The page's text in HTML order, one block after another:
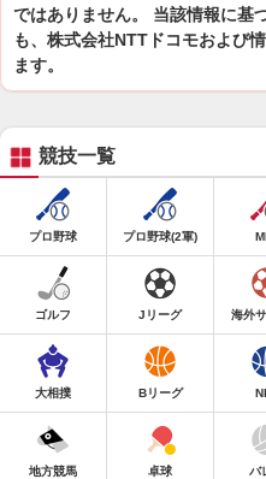
ではありません。 当該情報に基
も、株式会社NTTドコモおよび
ます。
競技一覧
プロ野球 プロ野球(2軍)
ゴルフ Jリーグ 海外
大相撲 Bリーグ
地方競馬 卓球 バ